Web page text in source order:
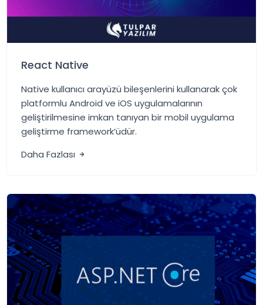
React Native
Native kullanıcı arayüzü bileşenlerini kullanarak çok
platformlu Android ve iOS uygulamalarının
geliştirilmesine imkan tanıyan bir mobil uygulama
geliştirme framework’üdür.
Daha Fazlası